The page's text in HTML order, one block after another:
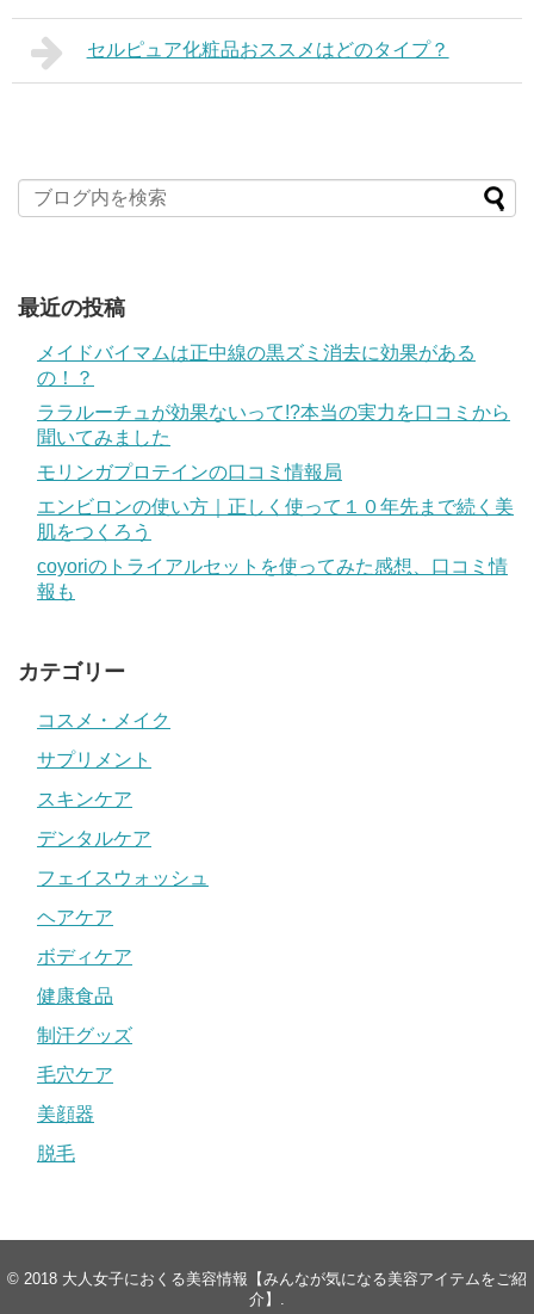
セルピュア化粧品おススメはどのタイプ？
最近の投稿
メイドバイマムは正中線の黒ズミ消去に効果がある
の！？
ララルーチュが効果ないって!?本当の実力を口コミから
聞いてみました
モリンガプロテインの口コミ情報局
エンビロンの使い方｜正しく使って１０年先まで続く美
肌をつくろう
coyoriのトライアルセットを使ってみた感想、口コミ情
報も
カテゴリー
コスメ・メイク
サプリメント
スキンケア
デンタルケア
フェイスウォッシュ
ヘアケア
ボディケア
健康食品
制汗グッズ
毛穴ケア
美顔器
脱毛
© 2018 大人女子におくる美容情報【みんなが気になる美容アイテムをご紹
介】 .